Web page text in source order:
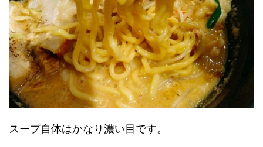
スープ自体はかなり濃い目です。